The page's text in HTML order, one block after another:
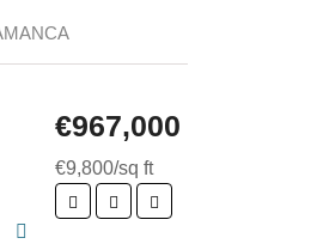
€967,000
€9,800/sq ft